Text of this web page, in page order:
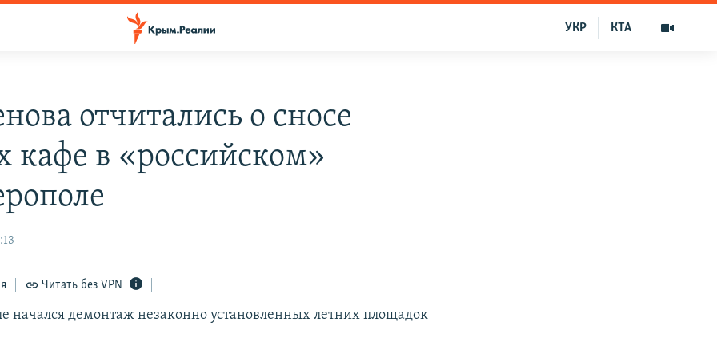
КТА
УКР
отчитались о сносе
кафе в «российском»
Читать без VPN
начался демонтаж незаконно установленных летних площадок